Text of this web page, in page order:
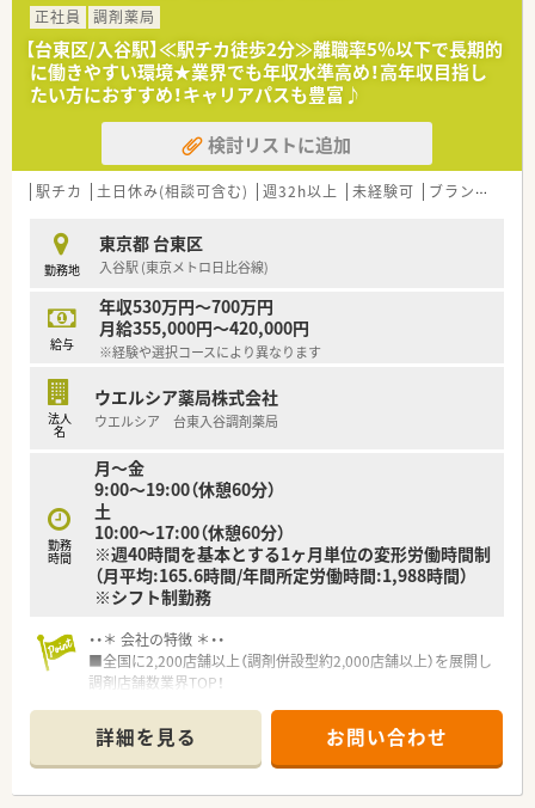
正社員
調剤薬局
【台東区/入谷駅】≪駅チカ徒歩2分≫離職率5％以下で長期的
に働きやすい環境★業界でも年収水準高め！高年収目指し
たい方におすすめ！キャリアパスも豊富♪
検討リストに追加
駅チカ 土日休み(相談可含む) 週32h以上 未経験可 ブランク可
勤務地
東京都 台東区
入谷駅 (東京メトロ日比谷線)
給与
年収530万円～700万円
月給355,000円～420,000円
※経験や選択コースにより異なります
法人
名
ウエルシア薬局株式会社
ウエルシア 台東入谷調剤薬局
勤務
時間
月～金
9:00～19:00（休憩60分）
土
10:00～17:00（休憩60分）
※週40時間を基本とする1ヶ月単位の変形労働時間制
（月平均:165.6時間/年間所定労働時間:1,988時間）
※シフト制勤務
・・＊ 会社の特徴 ＊・・
■全国に2,200店舗以上（調剤併設型約2,000店舗以上）を展開し
調剤店舗数業界TOP！
頑張り次第で高給与も可能！
■経験や勤務コースによりますが、経験の少ない方でも500万前
半スタートと業界TOP水準！
■職種や職域に合わせ、豊富な社内研修や外部組織と連携した研
詳細を見る お問い合わせ